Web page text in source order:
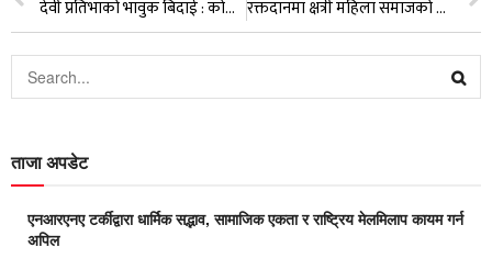
देवी प्रतिभाको भावुक बिदाई : कोटीहोम स्थल छोरीको विवाह घरझैँ, आँखाभरि आँशु रक्तदानमा क्षत्री महिला समाजको अग्रसरता: ४६ युनिट रक्त संकलन
ताजा अपडेट
एनआरएनए टर्कीद्वारा धार्मिक सद्भाव, सामाजिक एकता र राष्ट्रिय मेलमिलाप कायम गर्न
अपिल